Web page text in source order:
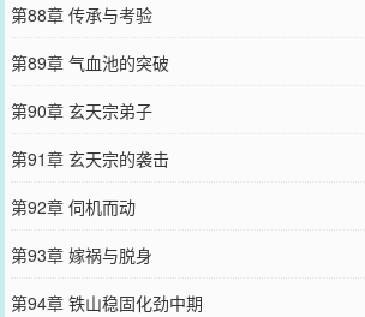
第88章 传承与考验
第89章 气血池的突破
第90章 玄天宗弟子
第91章 玄天宗的袭击
第92章 伺机而动
第93章 嫁祸与脱身
第94章 铁山稳固化劲中期